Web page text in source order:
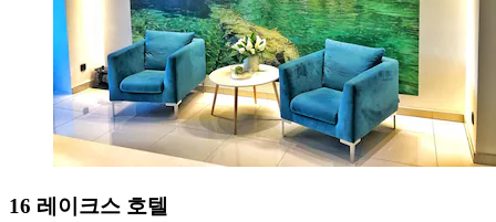
16 레이크스 호텔